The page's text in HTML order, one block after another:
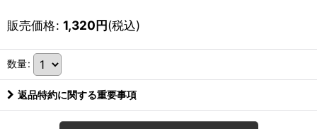
販売価格: 1,320円(税込)
数量:
返品特約に関する重要事項